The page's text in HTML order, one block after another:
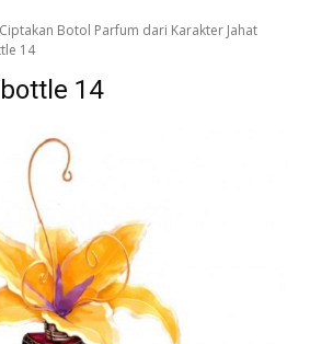
Botol Parfum dari Karakter Jahat
14
14